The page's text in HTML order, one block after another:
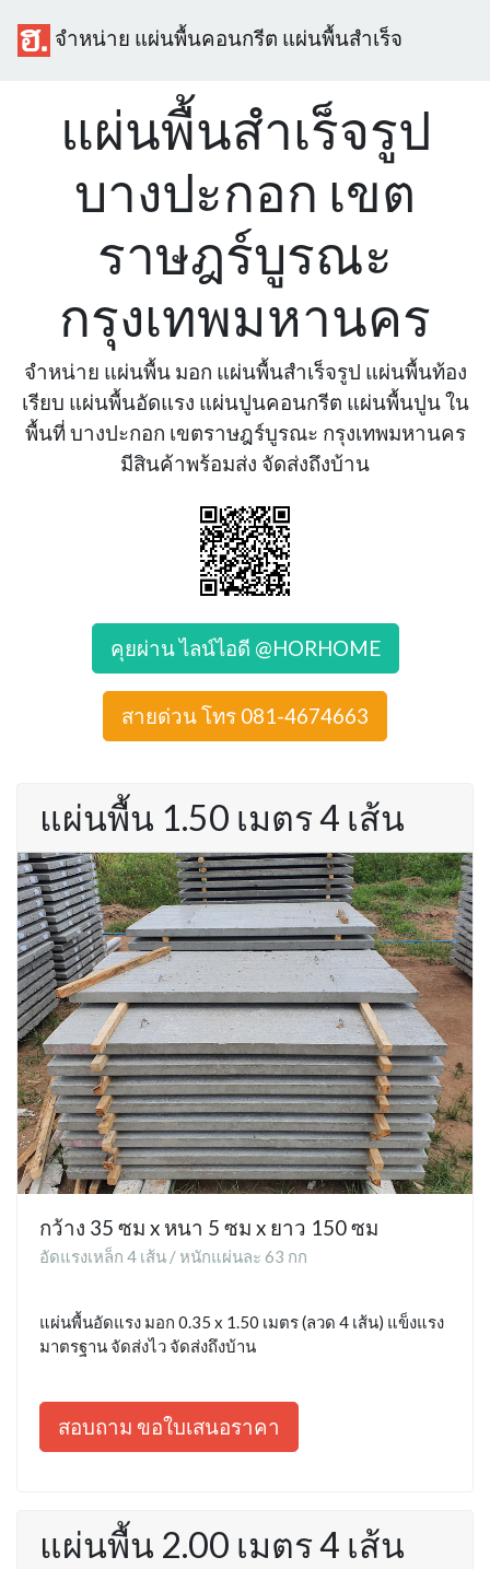
จำหน่าย แผ่นพื้นคอนกรีต แผ่นพื้นสำเร็จ
แผ่นพื้นสำเร็จรูป
บางปะกอก เขต
ราษฎร์บูรณะ
กรุงเทพมหานคร
จำหน่าย แผ่นพื้น มอก แผ่นพื้นสำเร็จรูป แผ่นพื้นท้อง
เรียบ แผ่นพื้นอัดแรง แผ่นปูนคอนกรีต แผ่นพื้นปูน ใน
พื้นที่ บางปะกอก เขตราษฎร์บูรณะ กรุงเทพมหานคร
มีสินค้าพร้อมส่ง จัดส่งถึงบ้าน
คุยผ่าน ไลน์ไอดี @HORHOME
สายด่วน โทร 081-4674663
แผ่นพื้น 1.50 เมตร 4 เส้น
กว้าง 35 ซม x หนา 5 ซม x ยาว 150 ซม
อัดแรงเหล็ก 4 เส้น / หนักแผ่นละ 63 กก
แผ่นพื้นอัดแรง มอก 0.35 x 1.50 เมตร (ลวด 4 เส้น) แข็งแรง
มาตรฐาน จัดส่งไว จัดส่งถึงบ้าน
สอบถาม ขอใบเสนอราคา
แผ่นพื้น 2.00 เมตร 4 เส้น